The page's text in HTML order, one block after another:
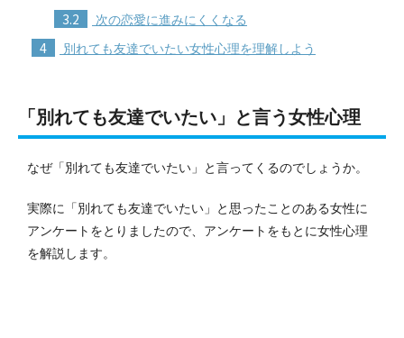
3.2 次の恋愛に進みにくくなる
4 別れても友達でいたい女性心理を理解しよう
「別れても友達でいたい」と言う女性心理
なぜ「別れても友達でいたい」と言ってくるのでしょうか。
実際に「別れても友達でいたい」と思ったことのある女性に
アンケートをとりましたので、アンケートをもとに女性心理
を解説します。